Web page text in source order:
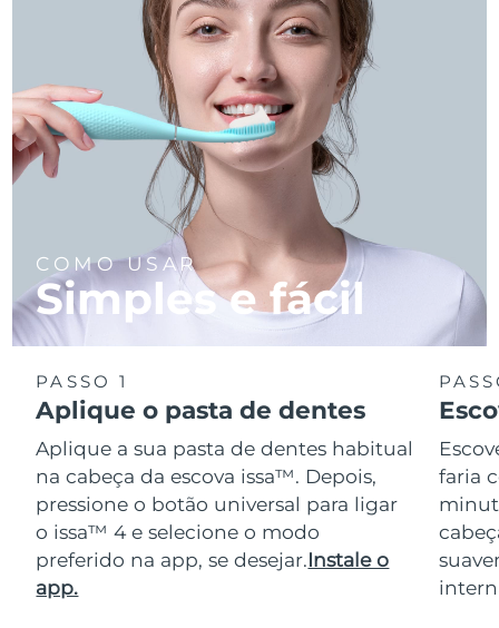
COMO USAR
Simples e fácil
PASSO 1
Aplique o pasta de dentes
Aplique a sua pasta de dentes habitual
na cabeça da escova issa™. Depois,
pressione o botão universal para ligar
o issa™ 4 e selecione o modo
preferido na app, se desejar.Instale o
app.
faria